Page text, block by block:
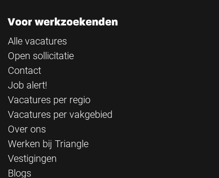
Voor werkzoekenden
Alle vacatures
Open sollicitatie
Contact
Job alert!
Vacatures per regio
Vacatures per vakgebied
Over ons
Werken bij Triangle
Vestigingen
Blogs